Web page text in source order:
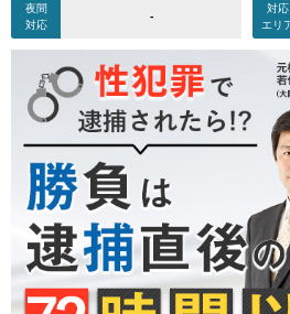
夜間
対応
-
対応
エリ